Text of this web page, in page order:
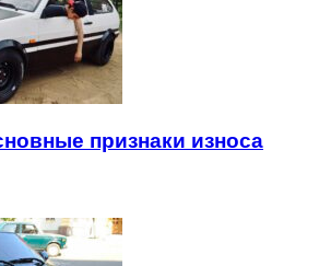
признаки износа